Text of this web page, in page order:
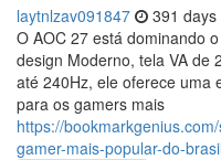
laytnlzav091847 391 days
O AOC 27 está dominando
design Moderno, tela VA de
até 240Hz, ele oferece uma
para os gamers mais
https://
gamer-mais-popular-do-brasil